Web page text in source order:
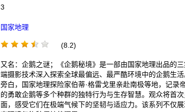
3
国家地理
(8.2)
又名：企鹅之谜；《企鹅秘境》是一部由国家地理出品的
端摄影技术深入探索全球最偏远、最严酷环境中的企鹅生
旁白，国家地理探险家伯蒂·格雷戈里亲赴南极等地，记录
的勇敢企鹅等多个种群的独特行为与生存智慧。观众将首
面，感受它们在极端气候下的坚韧与适应力。该系列不仅